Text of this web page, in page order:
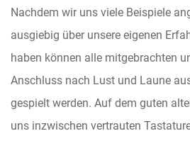
Nachdem wir uns viele Beispiele
ausgiebig über unsere eigenen
haben können alle mitgebrachten
Anschluss nach Lust und Laune
gespielt werden. Auf dem guten
uns inzwischen vertrauten